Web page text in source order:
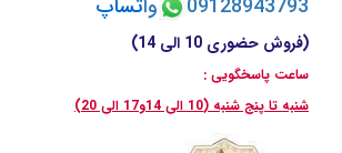
09128943793
واتساپ
(فروش حضوری 10 الی 14)
ساعت پاسخگویی :
شنبه تا پنج شنبه (10 الی 14و17 الی 20)